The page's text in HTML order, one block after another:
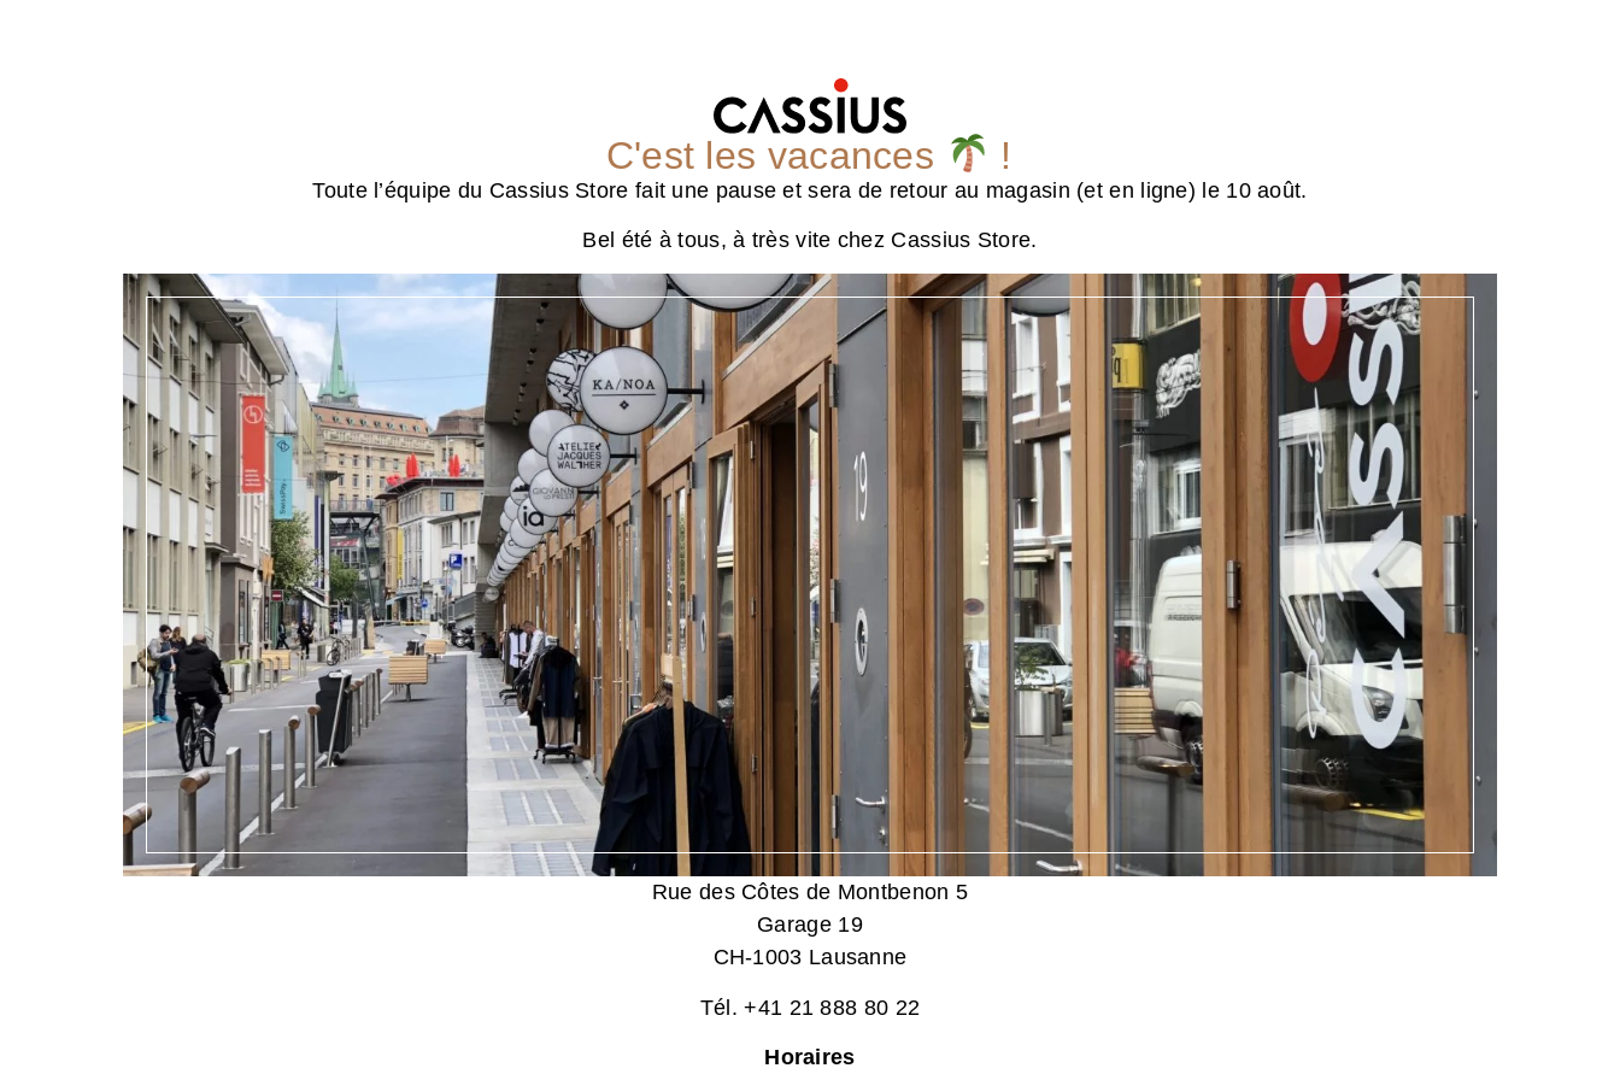
C'est les vacances !
Toute l’équipe du Cassius Store fait une pause et sera de retour au magasin (et en ligne) le 10 août.
Bel été à tous, à très vite chez Cassius Store.
Rue des Côtes de Montbenon 5
Garage 19
CH-1003 Lausanne
Tél. +41 21 888 80 22
Horaires